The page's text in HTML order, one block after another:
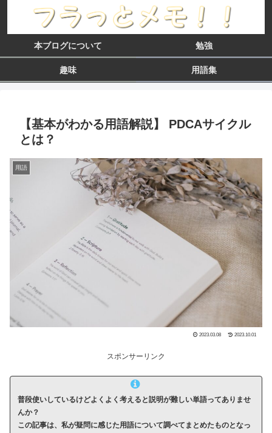
本ブログについて 勉強
趣味 用語集
【基本がわかる用語解説】 PDCAサイクル
とは？
用語
2023.03.08 2023.10.01
スポンサーリンク
普段使いしているけどよくよく考えると説明が難しい単語ってありませ
んか？
この記事は、私が疑問に感じた用語について調べてまとめたものとなっ